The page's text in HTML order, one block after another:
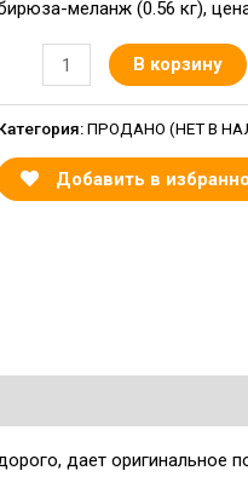
меланж (0.56 кг),
В корзину
ПРОДАНО (НЕТ В
Добавить в
дает оригинальное